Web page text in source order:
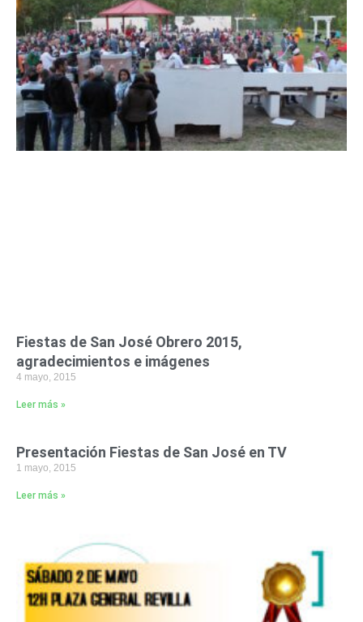
Fiestas de San José Obrero 2015,
agradecimientos e imágenes
4 mayo, 2015
Leer más »
Presentación Fiestas de San José en TV
1 mayo, 2015
Leer más »